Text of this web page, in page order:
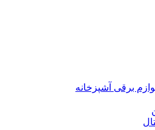
برقی آشپزخانه